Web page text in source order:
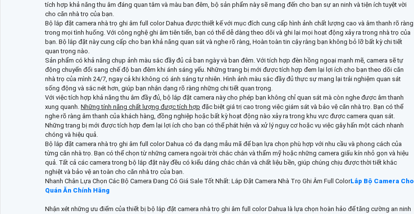
tích hợp khả năng thu âm đáng quan tâm và màu ban đêm, bộ sản phẩm này sẽ mang đến cho bạn sự an ninh và tiện ích tuyệt vời
cho căn nhà trọ của bạn.
Bộ lắp đặt camera nhà trọ ghi âm full color Dahua được thiết kế với mục đích cung cấp hình ảnh chất lượng cao và âm thanh rõ ràng
trong mọi tình huống. Với công nghệ ghi âm tiên tiến, bạn có thể dễ dàng theo dõi và ghi lại mọi hoạt động xảy ra trong nhà trọ của
bạn. Bộ lắp đặt này cung cấp cho bạn khả năng quan sát và nghe rõ ràng, Hoàn toàn tin cậy rằng bạn không bỏ lỡ bất kỳ chi tiết
quan trọng nào.
Sản phẩm có khả năng chụp ảnh màu sắc đầy đủ cả ban ngày và ban đêm. Với tích hợp đèn hồng ngoại mạnh mẽ, camera sẽ tự
động chuyển đổi sang chế độ ban đêm khi ánh sáng yếu. Những trang bị mới được tích hợp đem lại lợi ích cho bạn theo dõi căn
nhà trọ của mình 24/7, ngay cả khi không có ánh sáng tự nhiên. Hình ảnh màu sắc đầy đủ thực sự mang lại trải nghiệm quan sát
sống động và sắc nét hơn, giúp bạn nhận dạng rõ ràng những chi tiết quan trọng.
Với việc tích hợp khả năng thu âm đầy đủ, bộ lắp đặt camera này cho phép bạn không chỉ quan sát mà còn nghe được âm thanh
xung quanh. Những tính năng chất lượng được tích hợp đặc biệt giá trị cao trong việc giám sát và bảo vệ căn nhà trọ. Bạn có thể
nghe rõ ràng âm thanh của khách hàng, đồng nghiệp hoặc bất kỳ hoạt động nào xảy ra trong khu vực được camera quan sát.
Những trang bị mới được tích hợp đem lại lợi ích cho bạn có thể phát hiện và xử lý nguy cơ hoặc vụ việc gây hấn một cách nhanh
chóng và hiệu quả.
Bộ lắp đặt camera nhà trọ ghi âm full color Dahua có đa dạng mẫu mã để bạn lựa chọn phù hợp với nhu cầu và phong cách của
từng căn nhà trọ. Bạn có thể chọn từ những camera ngoài trời chắc chắn và thẩm mỹ hoặc những camera giấu kín nhỏ gọn và hiệu
quả. Tất cả các camera trong bộ lắp đặt này đều có kiểu dáng chắc chắn và chất liệu bền, giúp chúng chịu được thời tiết khắc
nghiệt và bảo vệ an toàn cho căn nhà trọ của bạn.
Nhanh Chân Lựa Chọn Các Bộ Camera Đang Có Giá Sale Tốt Nhất: Lắp Đặt Camera Nhà Trọ Ghi Âm Full ColorLắp Bộ Camera Cho
Quán Ăn Chính Hãng
Nhận xét những ưu điểm của thiết bị bộ lắp đặt camera nhà trọ ghi âm full color Dahua là lựa chọn hoàn hảo để tăng cường an ninh